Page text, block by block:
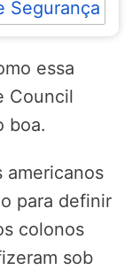
Segurança
essa
Council
boa.
americanos
para definir
colonos
sob